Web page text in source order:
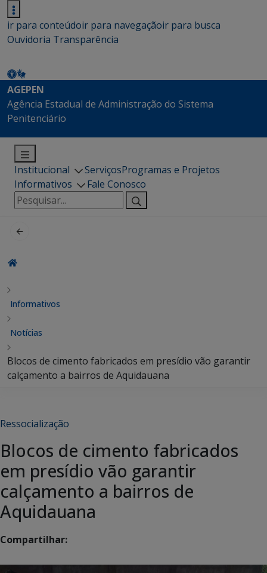
ir para conteúdoir para navegaçãoir para busca
Ouvidoria Transparência
AGEPEN
Agência Estadual de Administração do Sistema
Penitenciário
Institucional ServiçosProgramas e Projetos
Informativos
Fale Conosco
Pesquisar
por:
Informativos
Notícias
Blocos de cimento fabricados em presídio vão garantir
calçamento a bairros de Aquidauana
Ressocialização
Blocos de cimento fabricados
em presídio vão garantir
calçamento a bairros de
Aquidauana
Compartilhar: